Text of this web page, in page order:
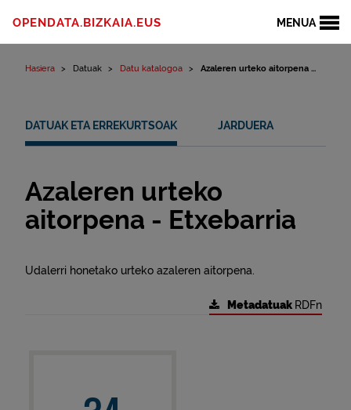
MENUA
OPENDATA.BIZKAIA.EUS
Hasiera Datuak Datu katalogoa Azaleren urteko aitorpena ...
DATUAK ETA ERREKURTSOAK JARDUERA
Azaleren urteko
aitorpena - Etxebarria
Udalerri honetako urteko azaleren aitorpena.
Metadatuak RDFn